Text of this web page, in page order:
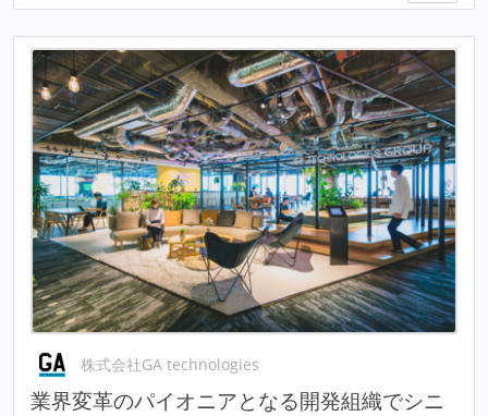
株式会社GA technologies
業界変革のパイオニアとなる開発組織でシニ